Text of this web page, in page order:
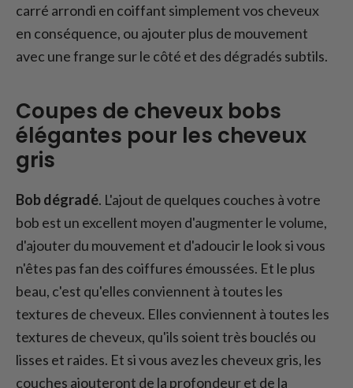
carré arrondi en coiffant simplement vos cheveux
en conséquence, ou ajouter plus de mouvement
avec une frange sur le côté et des dégradés subtils.
Coupes de cheveux bobs
élégantes pour les cheveux
gris
Bob dégradé. L'ajout de quelques couches à votre
bob est un excellent moyen d'augmenter le volume,
d'ajouter du mouvement et d'adoucir le look si vous
n'êtes pas fan des coiffures émoussées. Et le plus
beau, c'est qu'elles conviennent à toutes les
textures de cheveux. Elles conviennent à toutes les
textures de cheveux, qu'ils soient très bouclés ou
lisses et raides. Et si vous avez les cheveux gris, les
couches ajouteront de la profondeur et de la